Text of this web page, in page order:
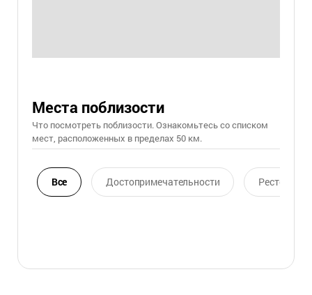
Места поблизости
Что посмотреть поблизости. Ознакомьтесь со списком
мест, расположенных в пределах 50 км.
Все Достопримечательности Ресторан